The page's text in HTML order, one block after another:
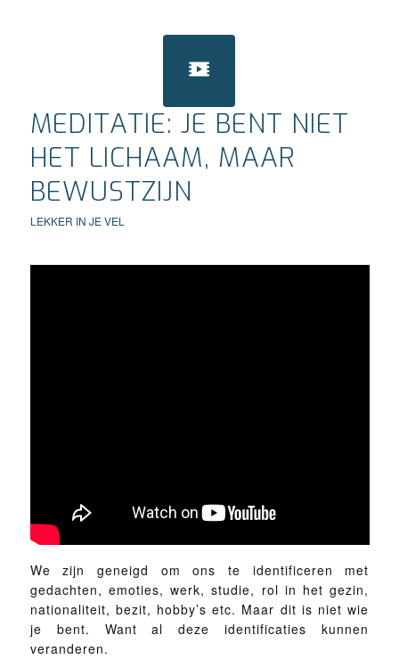
MEDITATIE: JE BENT NIET
HET LICHAAM, MAAR
BEWUSTZIJN
LEKKER IN JE VEL
We zijn geneigd om ons te identificeren met
gedachten, emoties, werk, studie, rol in het gezin,
nationaliteit, bezit, hobby’s etc. Maar dit is niet wie
je bent. Want al deze identificaties kunnen
veranderen.